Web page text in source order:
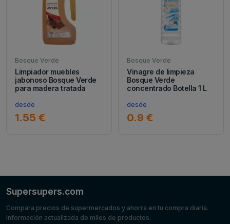
Bosque Verde
Limpiador muebles
jabonoso Bosque Verde
para madera tratada
desde
1.55 €
Bosque Verde
Vinagre de limpieza
Bosque Verde
concentrado Botella 1 L
desde
0.9 €
Supersupers.com
Compara precios de supermercados y ahorra en tu compra diaria.
Información actualizada de miles de productos.